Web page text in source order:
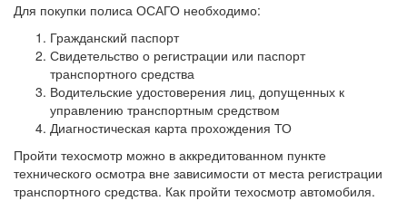
Для покупки полиса ОСАГО необходимо:
Гражданский паспорт
Свидетельство о регистрации или паспорт
транспортного средства
Водительские удостоверения лиц, допущенных к
управлению транспортным средством
Диагностическая карта прохождения ТО
Пройти техосмотр можно в аккредитованном пункте
технического осмотра вне зависимости от места регистрации
транспортного средства. Как пройти техосмотр автомобиля.